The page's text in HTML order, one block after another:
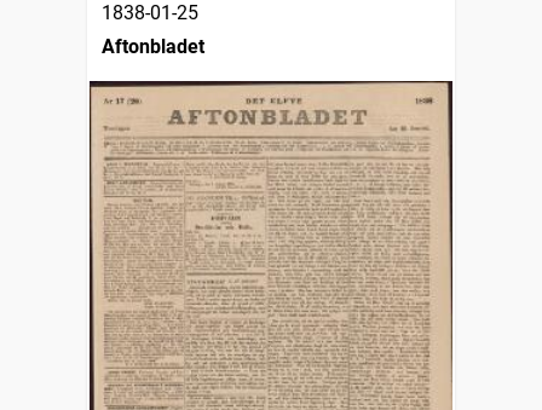
1838-01-25
Aftonbladet